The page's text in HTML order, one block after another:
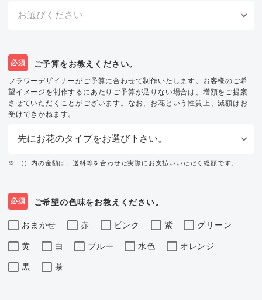
必須 ご予算をお教えください。
フラワーデザイナーがご予算に合わせて制作いたします。お客様のご希
望イメージを制作するにあたりご予算が足りない場合は、増額をご提案
させていただくことがございます。なお、お花という性質上、減額はお
受けできかねます。
※ （）内の金額は、送料等を合わせた実際にお支払いいただく総額です。
必須 ご希望の色味をお教えください。
おまかせ 赤 ピンク 紫 グリーン
黄 白 ブルー 水色 オレンジ
黒 茶